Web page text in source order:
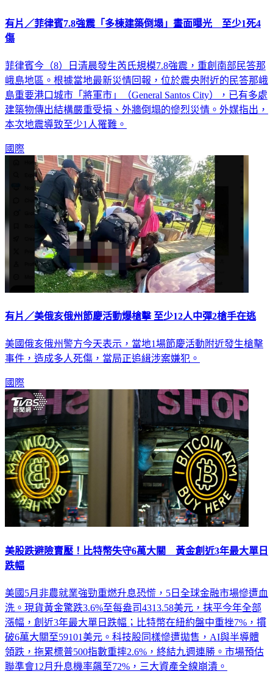
有片／菲律賓7.8強震「多棟建築倒塌」畫面曝光 至少1死4
傷
菲律賓今（8）日清晨發生芮氏規模7.8強震，重創南部民答那
峨島地區。根據當地最新災情回報，位於震央附近的民答那峨
島重要港口城市「將軍市」（General Santos City），已有多處
建築物傳出結構嚴重受損、外牆倒塌的慘烈災情。外媒指出，
本次地震導致至少1人罹難。
國際
有片／美俄亥俄州節慶活動爆槍擊 至少12人中彈2槍手在逃
美國俄亥俄州警方今天表示，當地1場節慶活動附近發生槍擊
事件，造成多人死傷，當局正追緝涉案嫌犯。
國際
美股跌避險賣壓！比特幣失守6萬大關 黃金創近3年最大單日
跌幅
美國5月非農就業強勁重燃升息恐慌，5日全球金融市場慘遭血
洗。現貨黃金驚跌3.6%至每盎司4313.58美元，抹平今年全部
漲幅，創近3年最大單日跌幅；比特幣在紐約盤中重挫7%，摜
破6萬大關至59101美元。科技股同樣慘遭拋售，AI與半導體
領跌，拖累標普500指數重摔2.6%，終結九週連勝。市場預估
聯準會12月升息機率飆至72%，三大資產全線崩潰。